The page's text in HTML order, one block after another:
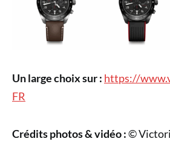
Un large choix sur : https://
FR
Crédits photos & vidéo :©